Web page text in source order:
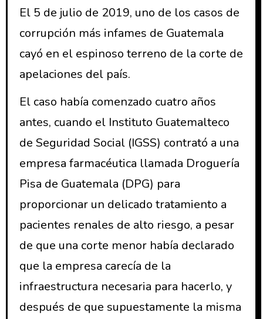
El 5 de julio de 2019, uno de los casos de
corrupción más infames de Guatemala
cayó en el espinoso terreno de la corte de
apelaciones del país.
El caso había comenzado cuatro años
antes, cuando el Instituto Guatemalteco
de Seguridad Social (IGSS) contrató a una
empresa farmacéutica llamada Droguería
Pisa de Guatemala (DPG) para
proporcionar un delicado tratamiento a
pacientes renales de alto riesgo, a pesar
de que una corte menor había declarado
que la empresa carecía de la
infraestructura necesaria para hacerlo, y
después de que supuestamente la misma